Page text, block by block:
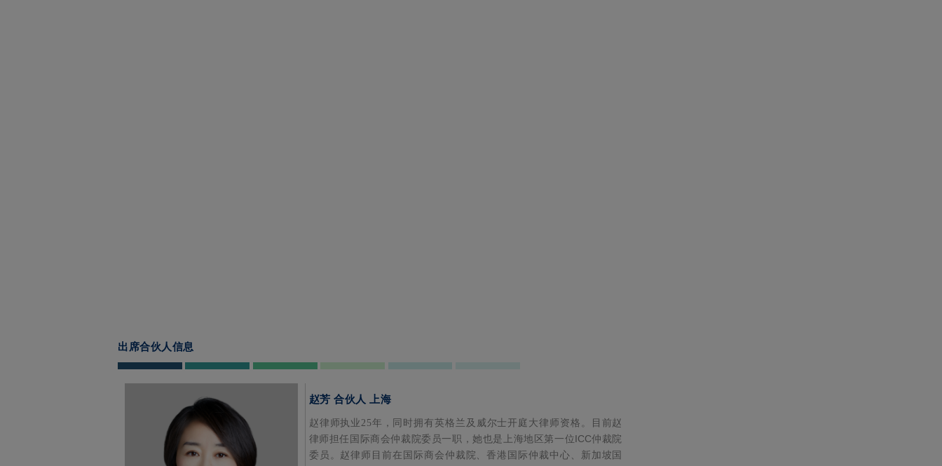
出席合伙人信息
赵芳 合伙人 上海
赵律师执业25年，同时拥有英格兰及威尔士开庭大律师资格。目前赵
律师担任国际商会仲裁院委员一职，她也是上海地区第一位ICC仲裁院
委员。赵律师目前在国际商会仲裁院、香港国际仲裁中心、新加坡国